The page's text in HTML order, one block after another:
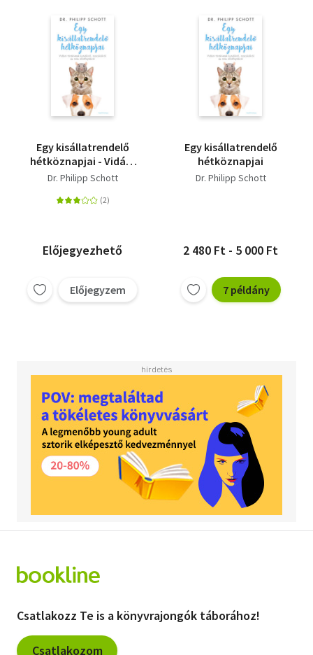
Egy kisállatrendelő
hétköznapjai - Vidám
történetek kutyákról,
állatfajtákról
Dr. Philipp Schott
Előjegyezhető
Előjegyzem
Egy kisállatrendelő
hétköznapjai
Dr. Philipp Schott
2 480 Ft - 5 000 Ft
7 példány
Csatlakozz Te is a könyvrajongók táborához!
Csatlakozom